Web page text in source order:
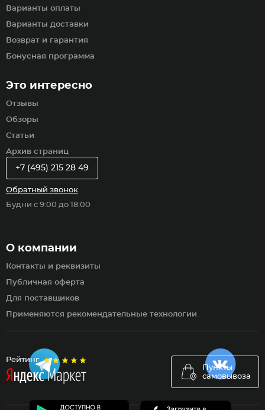
Рейтинг
Пункты
самовывоза
Варианты оплаты
Варианты доставки
Возврат и гарантия
Бонусная программа
Это интересно
Отзывы
Обзоры
Статьи
Архив страниц
О компании
Контакты и реквизиты
Публичная оферта
Для поставщиков
Применяются рекомендательные технологии
+7 (495) 215 28 49
Обратный звонок
Будни с 9:00 до 18:00